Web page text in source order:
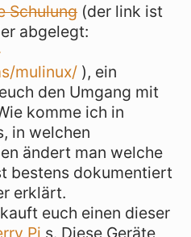
Schulung (der link ist
abgelegt:
mulinux/ ), ein
den Umgang mit
komme ich in
in welchen
ändert man welche
bestens dokumentiert
erklärt.
euch einen dieser
Pi s. Diese Geräte